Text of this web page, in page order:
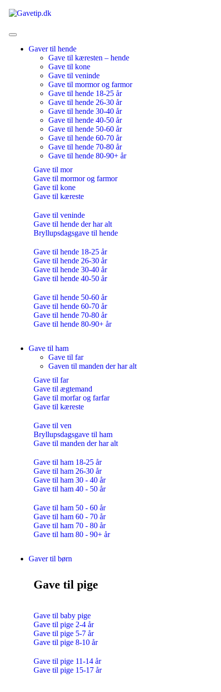
Gaver til hende
Gave til kæresten – hende
Gave til kone
Gave til veninde
Gave til mormor og farmor
Gave til hende 18-25 år
Gave til hende 26-30 år
Gave til hende 30-40 år
Gave til hende 40-50 år
Gave til hende 50-60 år
Gave til hende 60-70 år
Gave til hende 70-80 år
Gave til hende 80-90+ år
Gave til mor
Gave til mormor og farmor
Gave til kone
Gave til kæreste
Gave til veninde
Gave til hende der har alt
Bryllupsdagsgave til hende
Gave til hende 18-25 år
Gave til hende 26-30 år
Gave til hende 30-40 år
Gave til hende 40-50 år
Gave til hende 50-60 år
Gave til hende 60-70 år
Gave til hende 70-80 år
Gave til hende 80-90+ år
Gave til ham
Gave til far
Gaven til manden der har alt
Gave til far
Gave til ægtemand
Gave til morfar og farfar
Gave til kæreste
Gave til ven
Bryllupsdagsgave til ham
Gave til manden der har alt
Gave til ham 18-25 år
Gave til ham 26-30 år
Gave til ham 30 - 40 år
Gave til ham 40 - 50 år
Gave til ham 50 - 60 år
Gave til ham 60 - 70 år
Gave til ham 70 - 80 år
Gave til ham 80 - 90+ år
Gaver til børn
Gave til pige
Gave til baby pige
Gave til pige 2-4 år
Gave til pige 5-7 år
Gave til pige 8-10 år
Gave til pige 11-14 år
Gave til pige 15-17 år